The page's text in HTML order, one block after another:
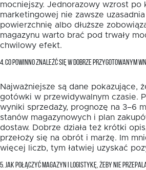
mocniejszy. Jednorazowy wzrost po
marketingowej nie zawsze
powierzchnię albo dłuższe
magazynu warto brać pod trwały
chwilowy efekt.
4. CO POWINNO ZNALEŹĆ SIĘ W DOBRZE PRZYGOTOWANYM
Najważniejsze są dane pokazujące,
gotówki w przewidywalnym czasie.
wyniki sprzedaży, prognozę na 3–6
stanów magazynowych i plan
dostaw. Dobrze działa też krótki
przełoży się na obrót i marżę. Im
więcej liczb, tym łatwiej uzyskać
5. JAK POŁĄCZYĆ MAGAZYN I LOGISTYKĘ, ŻEBY NIE